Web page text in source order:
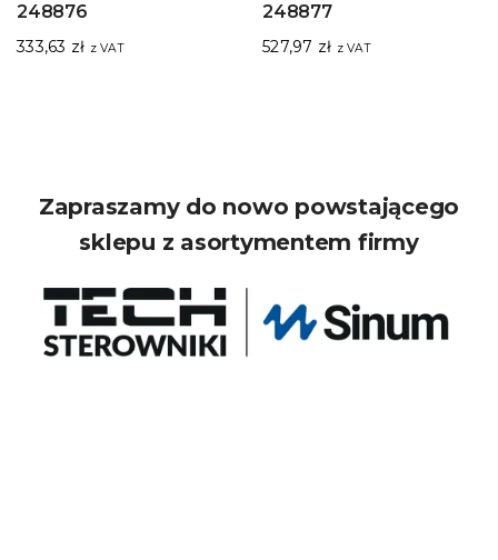
248876
333,63 zł z VAT
248877
527,97 zł z VAT
Zapraszamy do nowo powstającego
sklepu z asortymentem firmy